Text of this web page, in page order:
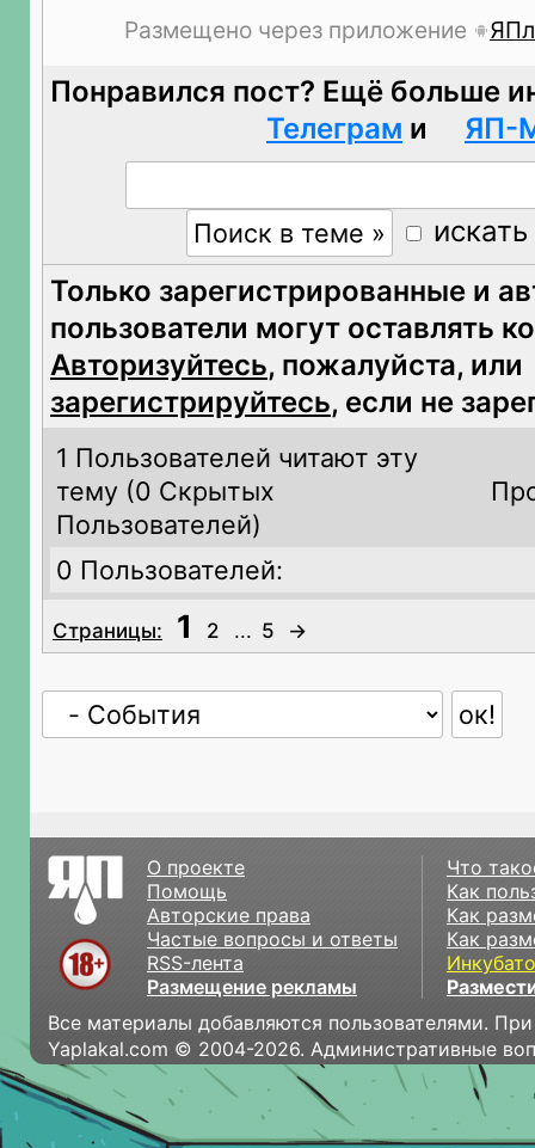
Размещено через приложение
Понравился пост? Ещё больше
Телеграм и ЯП-
Только зарегистрированные и
пользователи могут оставлять
Авторизуйтесь, пожалуйста, или
зарегистрируйтесь, если не
1 Пользователей читают эту
тему (0 Скрытых
Пользователей)
0 Пользователей:
Страницы: 1 2 ... 5 →
О проекте
Помощь
Авторские права
Частые вопросы и ответы
RSS-лента
Размещение рекламы
Что
Как
Как
Как
Все материалы добавляются пользователями.
Yaplakal.com © 2004-2026. Административные